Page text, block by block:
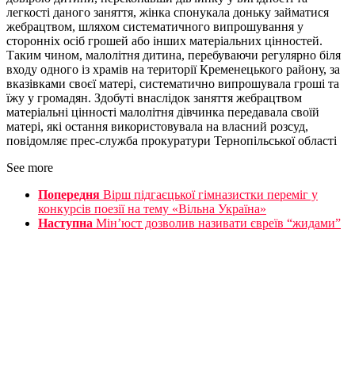
легкості даного заняття, жінка спонукала доньку займатися
жебрацтвом, шляхом систематичного випрошування у
сторонніх осіб грошей або інших матеріальних цінностей.
Таким чином, малолітня дитина, перебуваючи регулярно біля
входу одного із храмів на території Кременецького району, за
вказівками своєї матері, систематично випрошувала гроші та
їжу у громадян. Здобуті внаслідок заняття жебрацтвом
матеріальні цінності малолітня дівчинка передавала своїй
матері, які остання використовувала на власний розсуд,
повідомляє прес-служба прокуратури Тернопільської області
See more
Попередня Вірш підгаєцької гімназистки переміг у
конкурсів поезії на тему «Вільна Україна»
Наступна Мін’юст дозволив називати євреїв “жидами”